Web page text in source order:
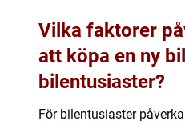
Vilka faktorer
att köpa en ny
bilentusiaster?
För bilentusiaster